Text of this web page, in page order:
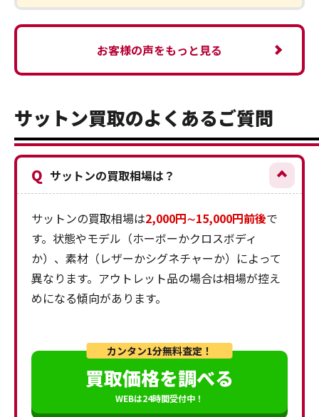
お客様の声をもっと見る
サットン買取のよくあるご質問
Q サットンの買取相場は？
サットンの買取相場は2,000円∼15,000円前後で
す。状態やモデル（ホーボーかクロスボディ
か）、素材（レザーかシグネチャーか）によって
異なります。アウトレット品の場合は相場が控え
めになる傾向があります。
カンタン1分無料査定！
買取価格を調べる
WEBは24時間受付中！